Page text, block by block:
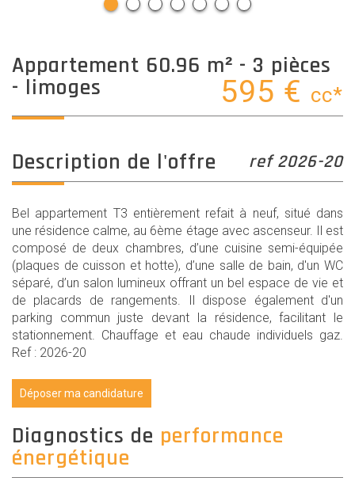
appartement 60.96 m² - 3 pièces
- limoges 595 € cc*
description de l'offre ref 2026-20
Bel appartement T3 entièrement refait à neuf, situé dans
une résidence calme, au 6ème étage avec ascenseur. Il est
composé de deux chambres, d’une cuisine semi-équipée
(plaques de cuisson et hotte), d’une salle de bain, d'un WC
séparé, d’un salon lumineux offrant un bel espace de vie et
de placards de rangements. Il dispose également d'un
parking commun juste devant la résidence, facilitant le
stationnement. Chauffage et eau chaude individuels gaz.
Ref : 2026-20
Déposer ma candidature
diagnostics de performance
énergétique